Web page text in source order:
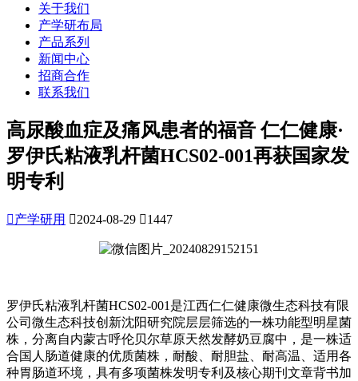
关于我们
产学研布局
产品系列
新闻中心
招商合作
联系我们
高尿酸血症及痛风患者的福音 仁仁健康·
罗伊氏粘液乳杆菌HCS02-001再获国家发
明专利
产学研用 2024-08-29 1447
罗伊氏粘液乳杆菌HCS02-001是江西仁仁健康微生态科技有限
公司微生态科技创新沈阳研究院层层筛选的一株功能型明星菌
株，分离自内蒙古呼伦贝尔草原天然发酵奶豆腐中，是一株适
合国人肠道健康的优质菌株，耐酸、耐胆盐、耐高温、适用各
种胃肠道环境，具有多项菌株发明专利及核心期刊文章背书加